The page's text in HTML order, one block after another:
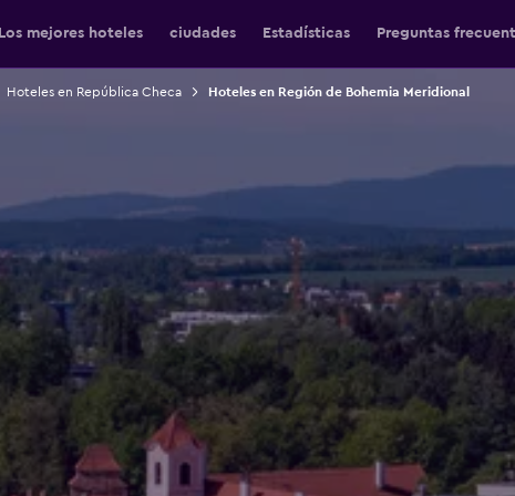
Los mejores hoteles ciudades Estadísticas Preguntas
Hoteles en República Checa Hoteles en Región de Bohemia Meridional